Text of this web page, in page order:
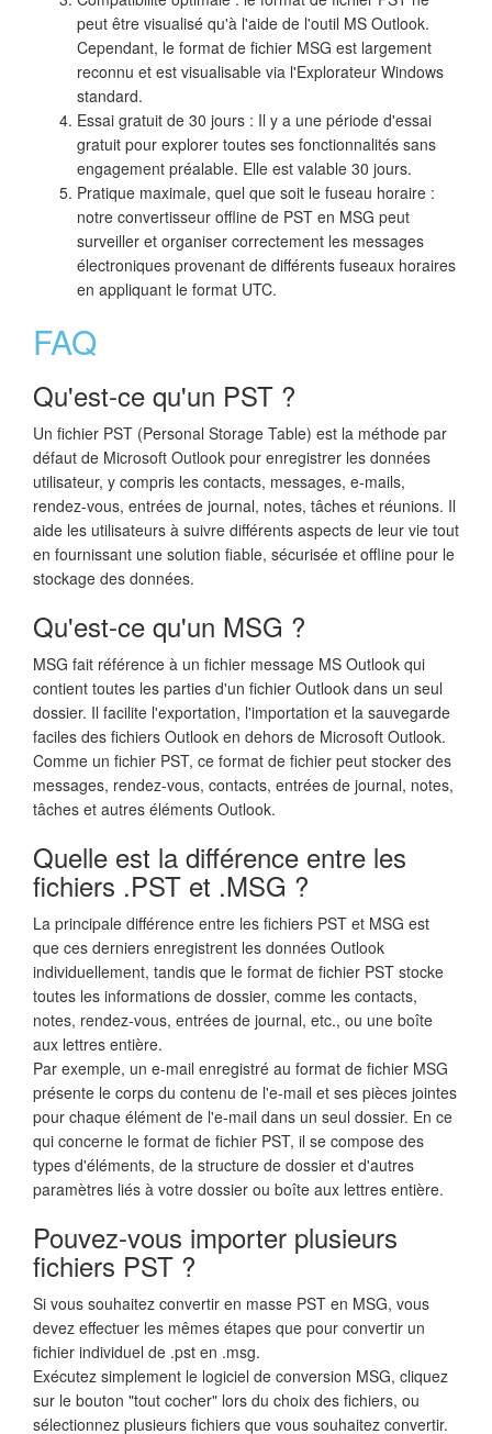
peut être visualisé qu'à l'aide de l'outil MS Outlook.
Cependant, le format de fichier MSG est largement
reconnu et est visualisable via l'Explorateur Windows
standard.
Essai gratuit de 30 jours : Il y a une période d'essai
gratuit pour explorer toutes ses fonctionnalités sans
engagement préalable. Elle est valable 30 jours.
Pratique maximale, quel que soit le fuseau horaire :
notre convertisseur offline de PST en MSG peut
surveiller et organiser correctement les messages
électroniques provenant de différents fuseaux horaires
en appliquant le format UTC.
FAQ
Qu'est-ce qu'un PST ?
Un fichier PST (Personal Storage Table) est la méthode par
défaut de Microsoft Outlook pour enregistrer les données
utilisateur, y compris les contacts, messages, e-mails,
rendez-vous, entrées de journal, notes, tâches et réunions. Il
aide les utilisateurs à suivre différents aspects de leur vie tout
en fournissant une solution fiable, sécurisée et offline pour le
stockage des données.
Qu'est-ce qu'un MSG ?
MSG fait référence à un fichier message MS Outlook qui
contient toutes les parties d'un fichier Outlook dans un seul
dossier. Il facilite l'exportation, l'importation et la sauvegarde
faciles des fichiers Outlook en dehors de Microsoft Outlook.
Comme un fichier PST, ce format de fichier peut stocker des
messages, rendez-vous, contacts, entrées de journal, notes,
tâches et autres éléments Outlook.
Quelle est la différence entre les
fichiers .PST et .MSG ?
La principale différence entre les fichiers PST et MSG est
que ces derniers enregistrent les données Outlook
individuellement, tandis que le format de fichier PST stocke
toutes les informations de dossier, comme les contacts,
notes, rendez-vous, entrées de journal, etc., ou une boîte
aux lettres entière.
Par exemple, un e-mail enregistré au format de fichier MSG
présente le corps du contenu de l'e-mail et ses pièces jointes
pour chaque élément de l'e-mail dans un seul dossier. En ce
qui concerne le format de fichier PST, il se compose des
types d'éléments, de la structure de dossier et d'autres
paramètres liés à votre dossier ou boîte aux lettres entière.
Pouvez-vous importer plusieurs
fichiers PST ?
Si vous souhaitez convertir en masse PST en MSG, vous
devez effectuer les mêmes étapes que pour convertir un
fichier individuel de .pst en .msg.
Exécutez simplement le logiciel de conversion MSG, cliquez
sur le bouton "tout cocher" lors du choix des fichiers, ou
sélectionnez plusieurs fichiers que vous souhaitez convertir.